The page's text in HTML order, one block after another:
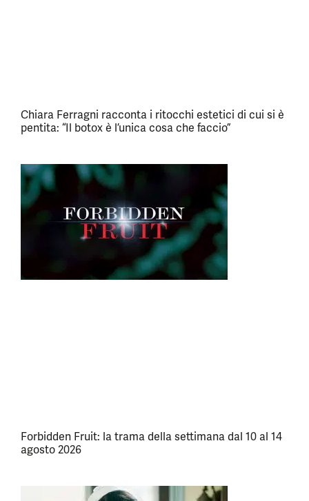
Chiara Ferragni racconta i ritocchi estetici di cui si è
pentita: “Il botox è l’unica cosa che faccio”
Forbidden Fruit: la trama della settimana dal 10 al 14
agosto 2026